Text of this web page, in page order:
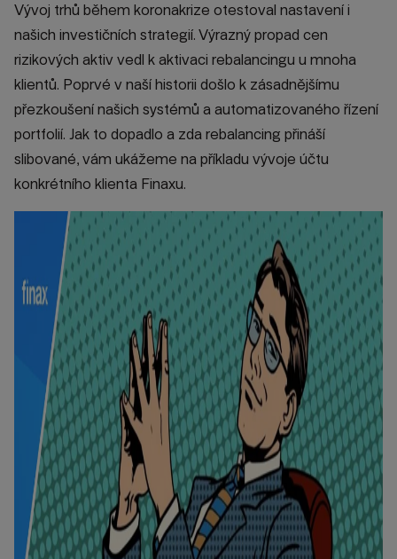
Vývoj trhů během koronakrize otestoval nastavení i
našich investičních strategií. Výrazný propad cen
rizikových aktiv vedl k aktivaci rebalancingu u mnoha
klientů. Poprvé v naší historii došlo k zásadnějšímu
přezkoušení našich systémů a automatizovaného řízení
portfolií. Jak to dopadlo a zda rebalancing přináší
slibované, vám ukážeme na příkladu vývoje účtu
konkrétního klienta Finaxu.